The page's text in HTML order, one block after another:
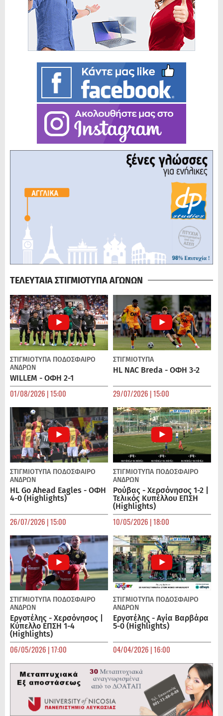
ΤΕΛΕΥΤΑΙΑ ΣΤΙΓΜΙΟΤΥΠΑ ΑΓΩΝΩΝ
ΣΤΙΓΜΙΟΤΥΠΑ ΠΟΔΌΣΦΑΙΡΟ
ΑΝΔΡΏΝ
WILLEM - ΟΦΗ 2-1
01/08/2026 | 15:00
ΣΤΙΓΜΙΟΤΥΠΑ
HL NAC Breda - ΟΦΗ 3-2
29/07/2026 | 15:00
ΣΤΙΓΜΙΟΤΥΠΑ ΠΟΔΌΣΦΑΙΡΟ
ΑΝΔΡΏΝ
HL Go Ahead Eagles - ΟΦΗ
4-0 (Highlights)
26/07/2026 | 15:00
ΣΤΙΓΜΙΟΤΥΠΑ ΠΟΔΌΣΦΑΙΡΟ
ΑΝΔΡΏΝ
Ρούβας - Χερσόνησος 1-2 |
Τελικός Κυπέλλου ΕΠΣΗ
(Highlights)
10/05/2026 | 18:00
ΣΤΙΓΜΙΟΤΥΠΑ ΠΟΔΌΣΦΑΙΡΟ
ΑΝΔΡΏΝ
Εργοτέλης - Χερσόνησος |
Κύπελλο ΕΠΣΗ 1-4
(Highlights)
06/05/2026 | 17:00
ΣΤΙΓΜΙΟΤΥΠΑ ΠΟΔΌΣΦΑΙΡΟ
ΑΝΔΡΏΝ
Εργοτέλης - Αγία Βαρβάρα
5-0 (Highlights)
04/04/2026 | 16:00